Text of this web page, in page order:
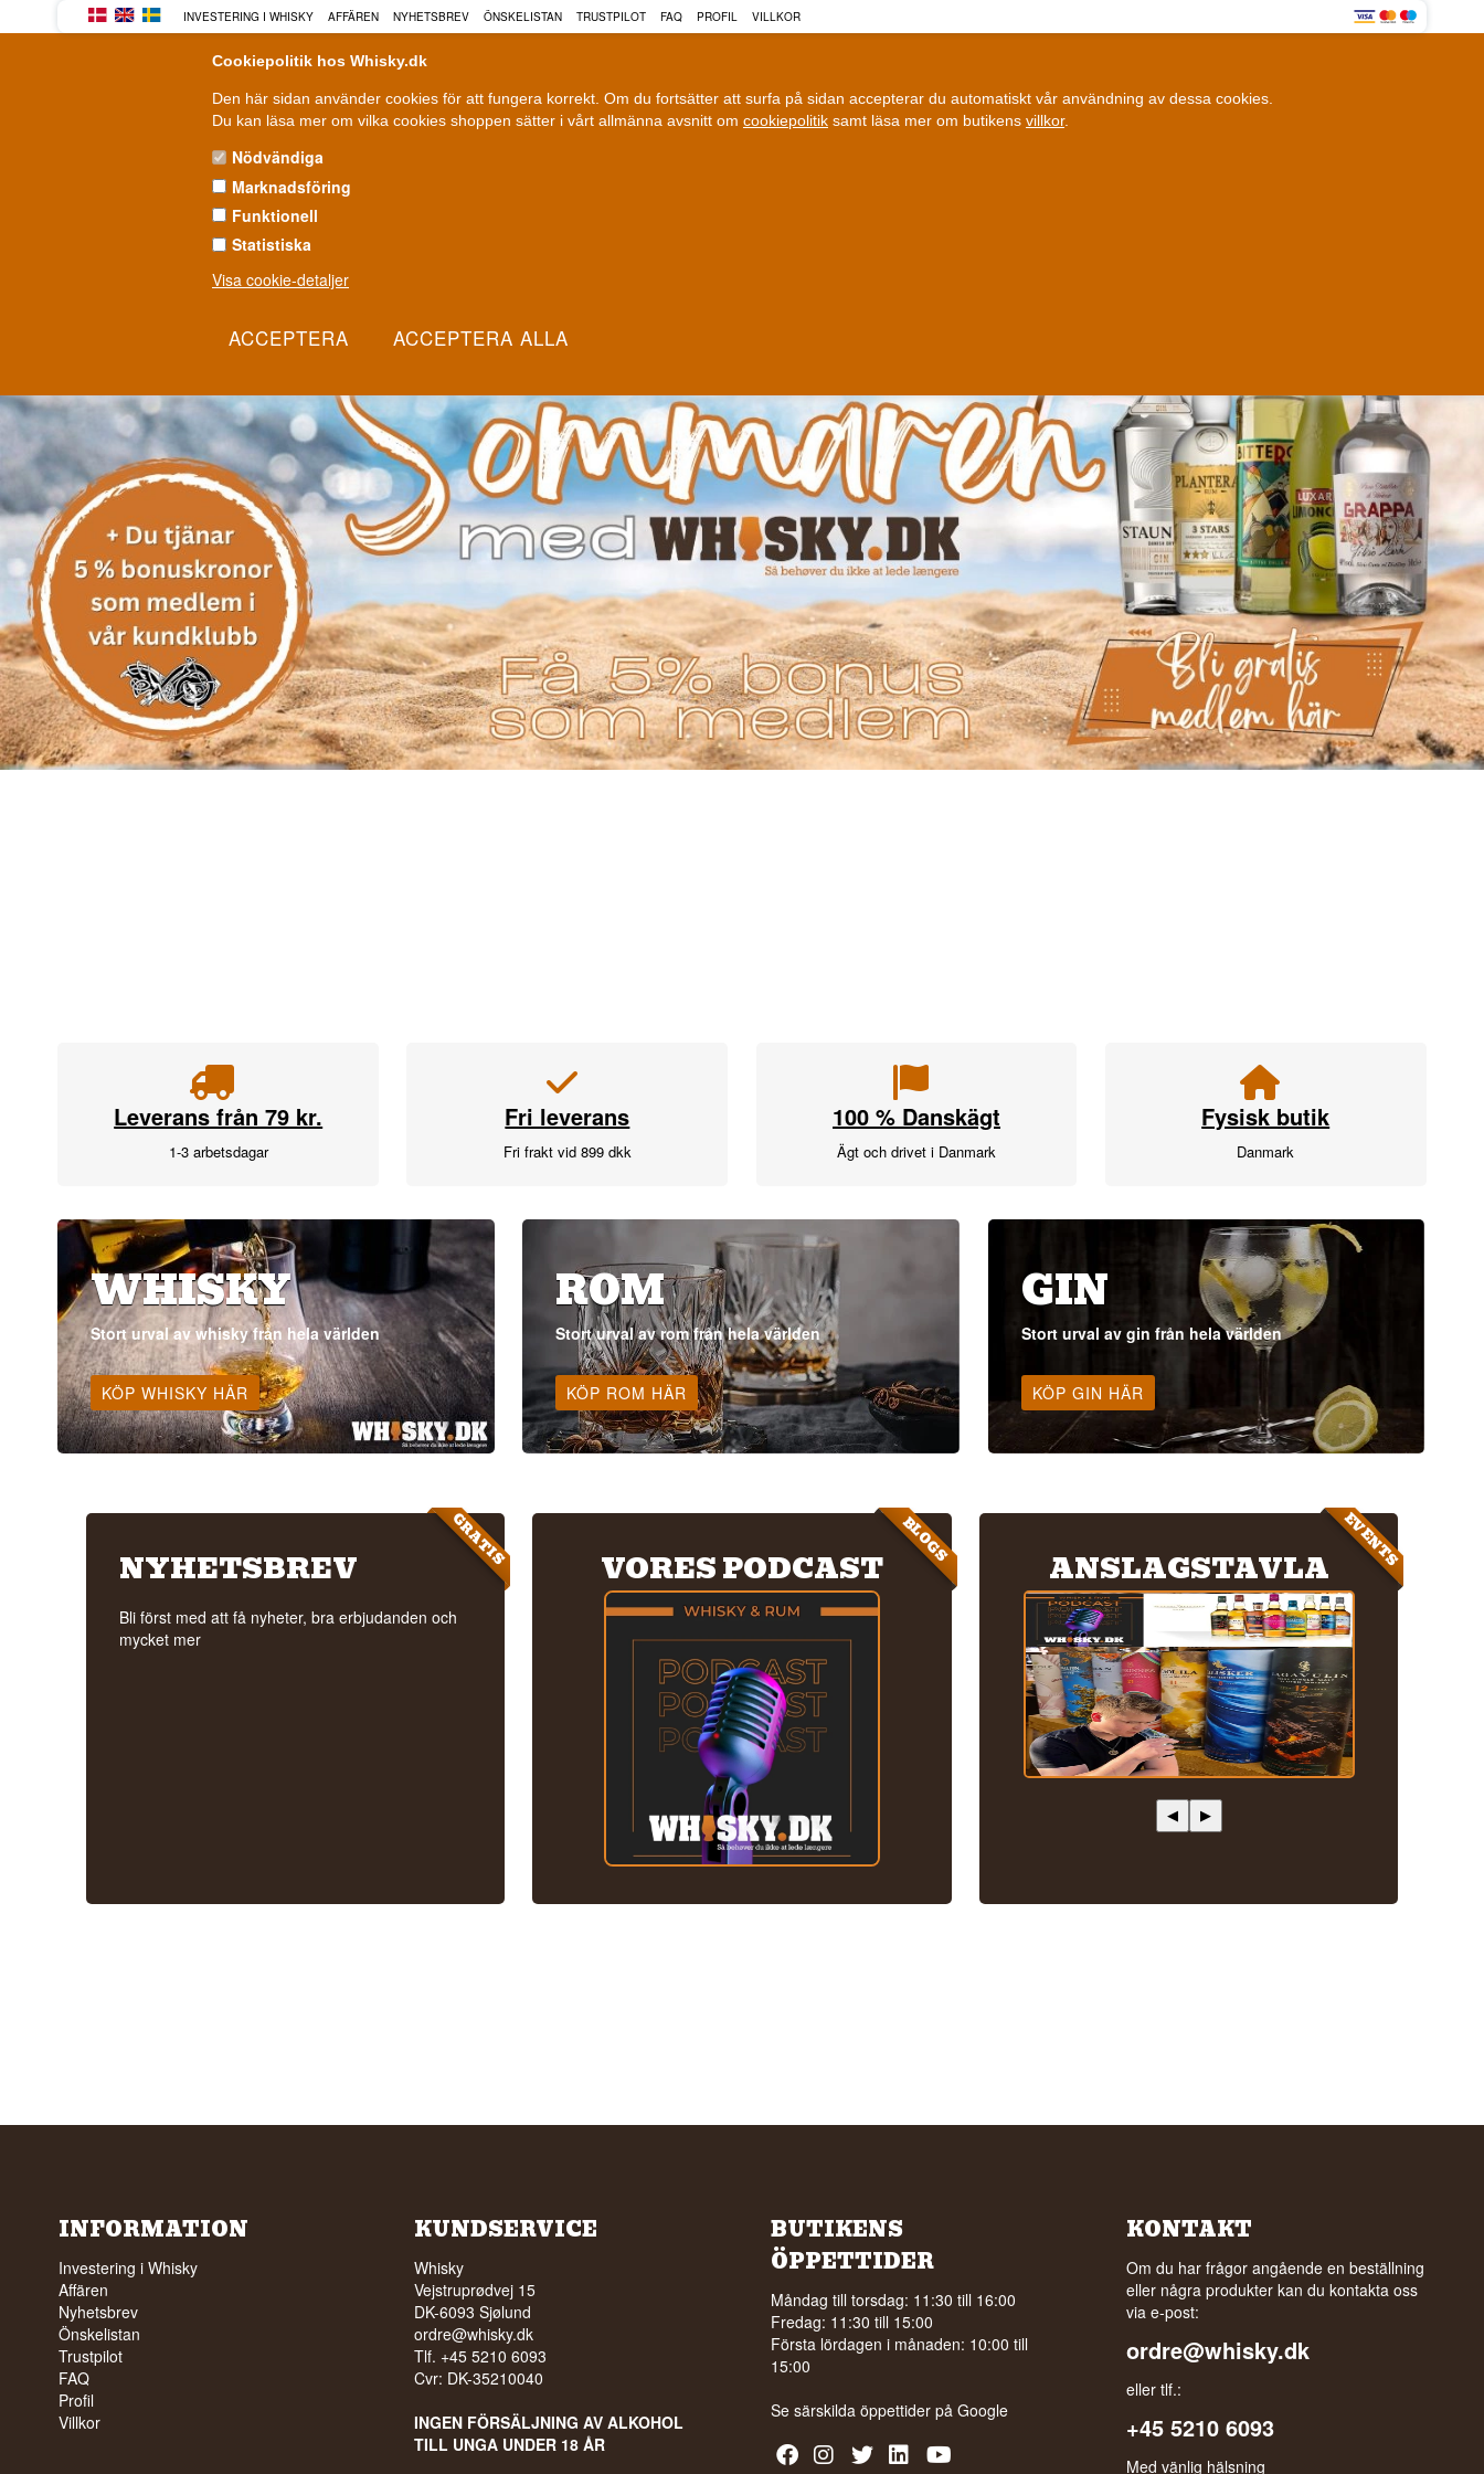
Cookiepolitik hos Whisky.dk
Den här sidan använder cookies för att fungera korrekt. Om du fortsätter att surfa på sidan accepterar du automatiskt vår användning av dessa cookies.
Du kan läsa mer om vilka cookies shoppen sätter i vårt allmänna avsnitt om cookiepolitik samt läsa mer om butikens villkor.
Nödvändiga
Marknadsföring
Funktionell
Statistiska
Visa cookie-detaljer
INVESTERING I WHISKY AFFÄREN NYHETSBREV ÖNSKELISTAN TRUSTPILOT FAQ PROFIL VILLKOR
ROM
Leverans från 79 kr.
1-3 arbetsdagar
Fri leverans
Fri frakt vid 899 dkk
100 % Danskägt
Ägt och drivet i Danmark
Fysisk butik
Danmark
WHISKY
Stort urval av whisky från hela världen
KÖP WHISKY HÄR
ROM
Stort urval av rom från hela världen
KÖP ROM HÄR
GIN
Stort urval av gin från hela världen
KÖP GIN HÄR
GRATIS
NYHETSBREV
Bli först med att få nyheter, bra erbjudanden och
mycket mer
BLOGS
VORES PODCAST EVENTS
ANSLAGSTAVLA
◀ ▶
INFORMATION
Investering i Whisky
Affären
Nyhetsbrev
Önskelistan
Trustpilot
FAQ
Profil
Villkor
KUNDSERVICE
Whisky
Vejstruprødvej 15
DK-6093 Sjølund
ordre@whisky.dk
Tlf. +45 5210 6093
Cvr: DK-35210040
INGEN FÖRSÄLJNING AV ALKOHOL
TILL UNGA UNDER 18 ÅR
BUTIKENS
ÖPPETTIDER
Måndag till torsdag: 11:30 till 16:00
Fredag: 11:30 till 15:00
Första lördagen i månaden: 10:00 till
15:00
Se särskilda öppettider på Google
KONTAKT
Om du har frågor angående en beställning
eller några produkter kan du kontakta oss
via e-post:
ordre@whisky.dk
eller tlf.:
+45 5210 6093
Med vänlig hälsning